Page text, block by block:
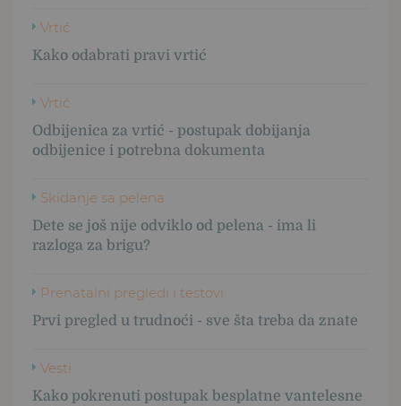
Vrtić
Kako odabrati pravi vrtić
Vrtić
Odbijenica za vrtić - postupak dobijanja
odbijenice i potrebna dokumenta
Skidanje sa pelena
Dete se još nije odviklo od pelena - ima li
razloga za brigu?
Prenatalni pregledi i testovi
Prvi pregled u trudnoći - sve šta treba da znate
Vesti
Kako pokrenuti postupak besplatne vantelesne